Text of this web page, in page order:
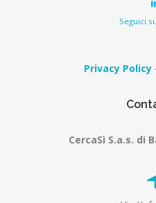
Seguici
Privacy Policy
CercaSì S.a.s. di